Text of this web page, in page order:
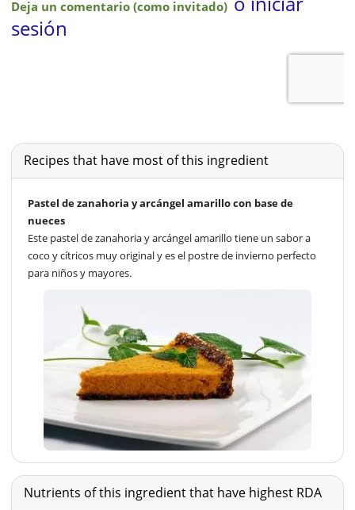
Recipes that have most of this ingredient
Pastel de zanahoria y arcángel amarillo con base de
nueces
Este pastel de zanahoria y arcángel amarillo tiene un sabor a
coco y cítricos muy original y es el postre de invierno perfecto
para niños y mayores.
Nutrients of this ingredient that have highest RDA